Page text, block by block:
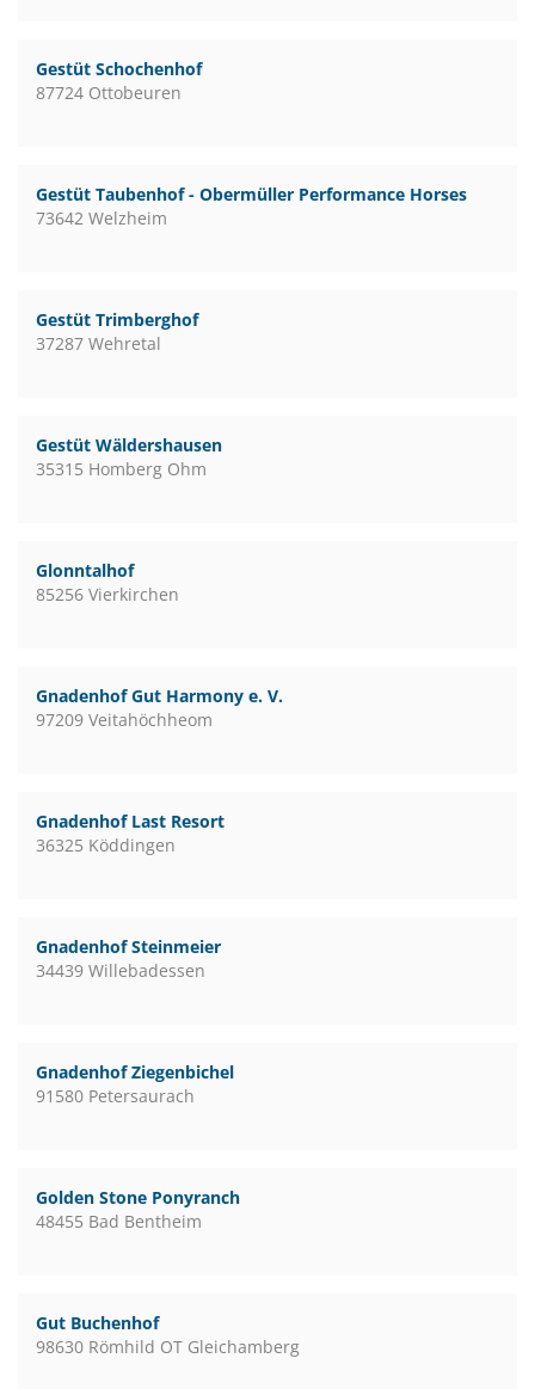
Gestüt Schochenhof
87724 Ottobeuren
Gestüt Taubenhof - Obermüller Performance Horses
73642 Welzheim
Gestüt Trimberghof
37287 Wehretal
Gestüt Wäldershausen
35315 Homberg Ohm
Glonntalhof
85256 Vierkirchen
Gnadenhof Gut Harmony e. V.
97209 Veitahöchheom
Gnadenhof Last Resort
36325 Köddingen
Gnadenhof Steinmeier
34439 Willebadessen
Gnadenhof Ziegenbichel
91580 Petersaurach
Golden Stone Ponyranch
48455 Bad Bentheim
Gut Buchenhof
98630 Römhild OT Gleichamberg